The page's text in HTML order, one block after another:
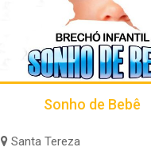
Sonho de Bebê
Santa Tereza